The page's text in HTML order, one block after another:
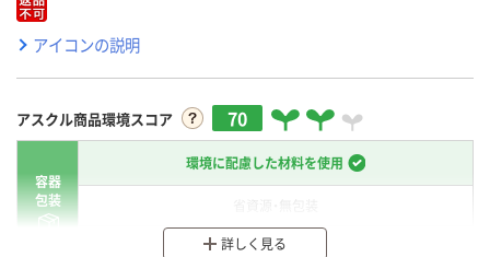
アイコンの説明
アスクル商品環境スコア 70
容器
包装
環境に配慮した材料を使用
分別・リサイクルしやすい設計
詳しく見る